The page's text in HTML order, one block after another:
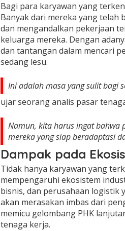
Bagi para karyawan yang
Banyak dari mereka yang telah
dan mengandalkan pekerjaan
keluarga mereka. Dengan
dan tantangan dalam mencari
sedang lesu.
Ini adalah masa yang sulit bagi
ujar seorang analis pasar
Namun, kita harus ingat bahwa
mereka yang siap beradaptasi
Dampak pada
Tidak hanya karyawan yang
mempengaruhi ekosistem
bisnis, dan perusahaan logistik
akan merasakan imbas dari
memicu gelombang PHK
tenaga kerja.